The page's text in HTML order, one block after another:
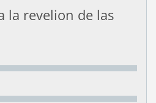
la revelion de las